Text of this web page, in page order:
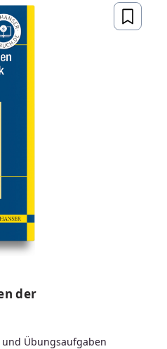
FreeBSD, NetBSD &
EPUB
der
Übungsaufgaben